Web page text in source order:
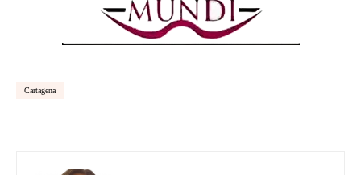
Cartagena